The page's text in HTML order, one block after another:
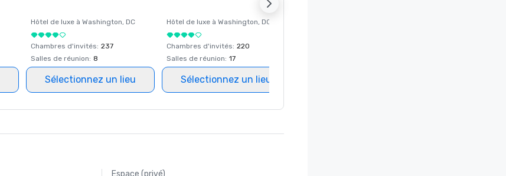
Hôtel de luxe à Washington, DC
Chambres d'invités: 237
Salles de réunion: 8
Sélectionnez un lieu
Hôtel de luxe à Washington, DC
Chambres d'invités: 220
Salles de réunion: 17
Sélectionnez un lieu
Espace (privé)